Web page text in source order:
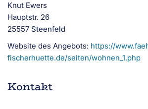
Knut Ewers
Hauptstr. 26
25557 Steenfeld
Website des Angebots: https://
fischerhuette.de/seiten/wohnen_1.php
Kontakt